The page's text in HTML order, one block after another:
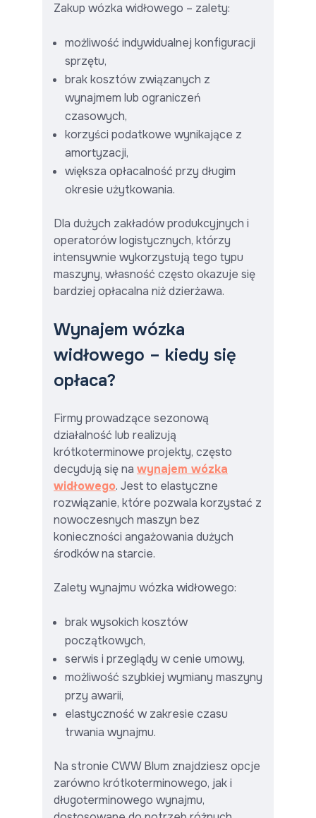
Zakup wózka widłowego – zalety:
możliwość indywidualnej konfiguracji
sprzętu,
brak kosztów związanych z
wynajmem lub ograniczeń
czasowych,
korzyści podatkowe wynikające z
amortyzacji,
większa opłacalność przy długim
okresie użytkowania.
Dla dużych zakładów produkcyjnych i
operatorów logistycznych, którzy
intensywnie wykorzystują tego typu
maszyny, własność często okazuje się
bardziej opłacalna niż dzierżawa.
Wynajem wózka
widłowego – kiedy się
opłaca?
Firmy prowadzące sezonową
działalność lub realizują
krótkoterminowe projekty, często
decydują się na wynajem wózka
widłowego. Jest to elastyczne
rozwiązanie, które pozwala korzystać z
nowoczesnych maszyn bez
konieczności angażowania dużych
środków na starcie.
Zalety wynajmu wózka widłowego:
brak wysokich kosztów
początkowych,
serwis i przeglądy w cenie umowy,
możliwość szybkiej wymiany maszyny
przy awarii,
elastyczność w zakresie czasu
trwania wynajmu.
Na stronie CWW Blum znajdziesz opcje
zarówno krótkoterminowego, jak i
długoterminowego wynajmu,